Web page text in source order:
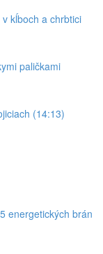
kĺboch a chrbtici
paličkami
(14:13)
energetických brán